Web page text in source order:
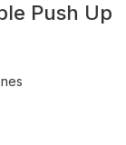
Push Up